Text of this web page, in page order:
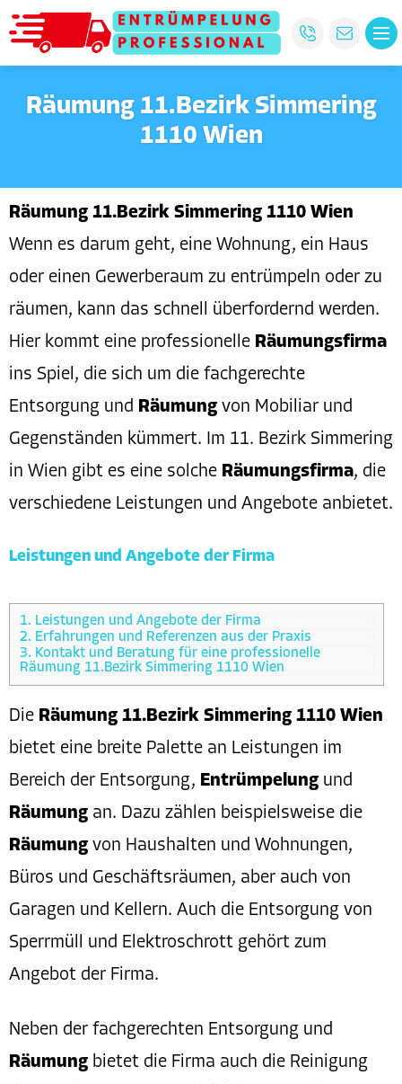
Räumung 11.Bezirk Simmering
1110 Wien
Räumung 11.Bezirk Simmering 1110 Wien
Wenn es darum geht, eine Wohnung, ein Haus
oder einen Gewerberaum zu entrümpeln oder zu
räumen, kann das schnell überfordernd werden.
Hier kommt eine professionelle Räumungsfirma
ins Spiel, die sich um die fachgerechte
Entsorgung und Räumung von Mobiliar und
Gegenständen kümmert. Im 11. Bezirk Simmering
in Wien gibt es eine solche Räumungsfirma, die
verschiedene Leistungen und Angebote anbietet.
Leistungen und Angebote der Firma
1. Leistungen und Angebote der Firma
2. Erfahrungen und Referenzen aus der Praxis
3. Kontakt und Beratung für eine professionelle
Räumung 11.Bezirk Simmering 1110 Wien
Die Räumung 11.Bezirk Simmering 1110 Wien
bietet eine breite Palette an Leistungen im
Bereich der Entsorgung, Entrümpelung und
Räumung an. Dazu zählen beispielsweise die
Räumung von Haushalten und Wohnungen,
Büros und Geschäftsräumen, aber auch von
Garagen und Kellern. Auch die Entsorgung von
Sperrmüll und Elektroschrott gehört zum
Angebot der Firma.
Neben der fachgerechten Entsorgung und
Räumung bietet die Firma auch die Reinigung